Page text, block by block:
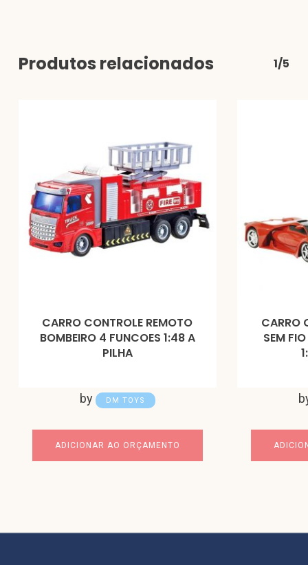
Produtos relacionados 1/5
CARRO CONTROLE REMOTO
BOMBEIRO 4 FUNCOES 1:48 A
PILHA
by DM TOYS
ADICIONAR AO ORÇAMENTO
CARRO
SEM